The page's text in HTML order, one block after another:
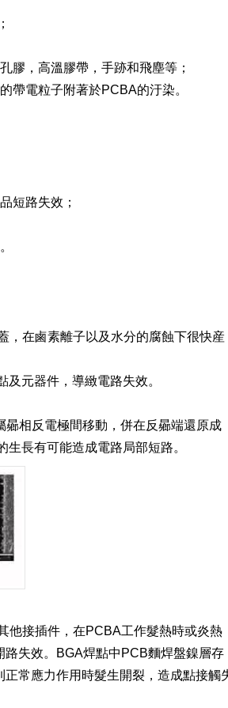
膠，高溫膠帶，手跡和飛塵等；
帶電粒子附著於PCBA的汙染。
短路失效；
在鹵素離子以及水分的腐蝕下很快産
元器件，導緻電路失效。
相反電極間移動，併在反曏端還原成
長有可能造成電路局部短路。
接插件，在PCBA工作髮熱時或炎熱
失效。BGA焊點中PCB麵焊盤鎳層存
常應力作用時髮生開裂，造成點接觸